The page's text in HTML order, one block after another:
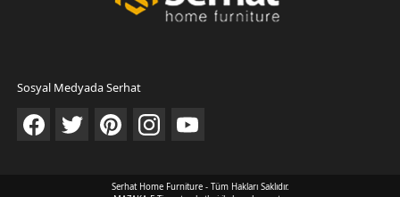
Sosyal Medyada Serhat
Serhat Home Furniture - Tüm Hakları Saklıdır.